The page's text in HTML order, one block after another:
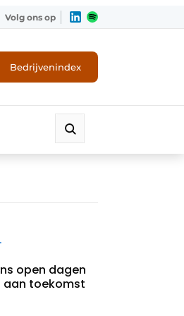
Volg ons op
Bedrijvenindex
open dagen
aan toekomst